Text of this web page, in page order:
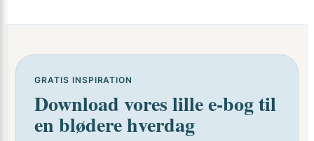
GRATIS INSPIRATION
Download vores lille e-bog til
en blødere hverdag